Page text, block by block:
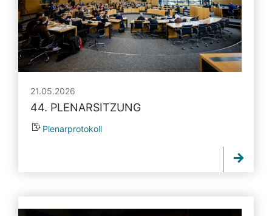
21.05.2026
44. PLENARSITZUNG
Plenarprotokoll